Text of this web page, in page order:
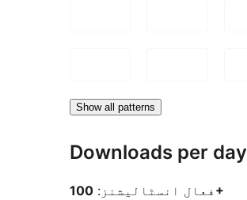
Show all patterns
Downloads per day
فعال انسٹالیشنز: 100+